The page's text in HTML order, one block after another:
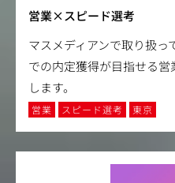
営業×スピード選考
マスメディアンで取り扱
での内定獲得が目指せる
します。
営業 スピード選考 東京